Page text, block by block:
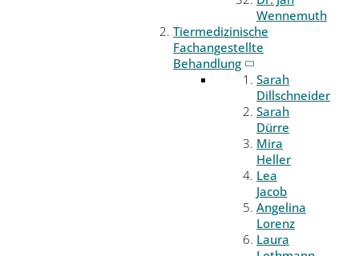
Wennemuth
Tiermedizinische
Fachangestellte
Behandlung
Sarah
Dillschneider
Sarah
Dürre
Mira
Heller
Lea
Jacob
Angelina
Lorenz
Laura